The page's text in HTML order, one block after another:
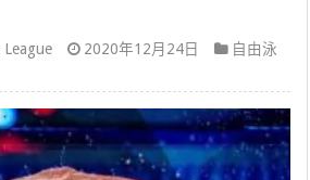
2020年12月24日
自由泳